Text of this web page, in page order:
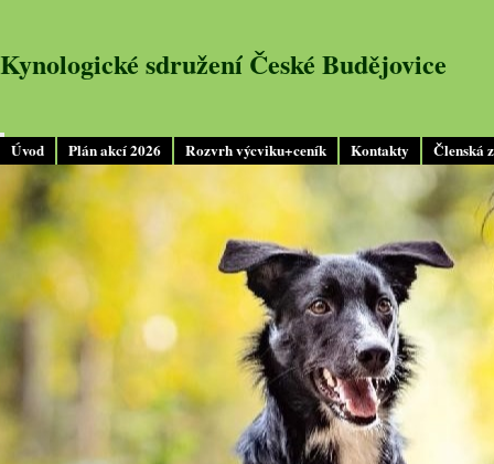
Úvod Plán akcí 2026 Rozvrh výcviku+ceník Kontakty Členská
Kynologické sdružení České Budějovice